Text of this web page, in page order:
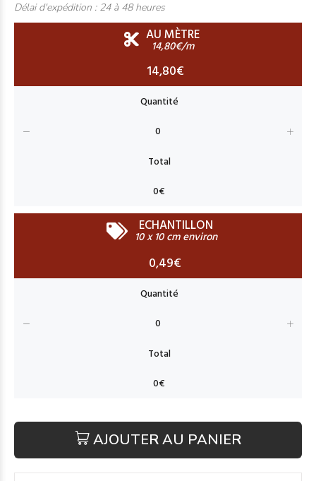
Délai d'expédition : 24 à 48 heures
AU MÈTRE
14,80€/m
14,80€
ECHANTILLON
10 x 10 cm environ
0,49€
AJOUTER AU PANIER